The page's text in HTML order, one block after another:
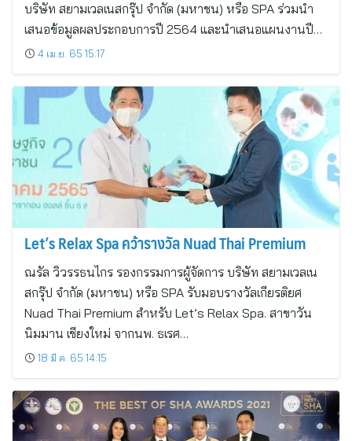
บริษัท สยามเวลเนสกรุ๊ป จำกัด (มหาชน) หรือ SPA ร่วมนำ
เสนอข้อมูลผลประกอบการปี 2564 และนำเสนอแผนงานปี…
4 เม.ย. 65 15:17
Let’s Relax Spa คว้ารางวัล Nuad Thai Premium
ณรัล วิวรรธนไกร รองกรรมการผู้จัดการ บริษัท สยามเวลเน
สกรุ๊ป จำกัด (มหาชน) หรือ SPA รับมอบรางวัลเกียรติยศ
Nuad Thai Premium สำหรับ Let’s Relax Spa. สาขาวัน
นิมมาน เชียงใหม่ จากนพ. ธเรศ…
18 มี.ค. 65 14:15